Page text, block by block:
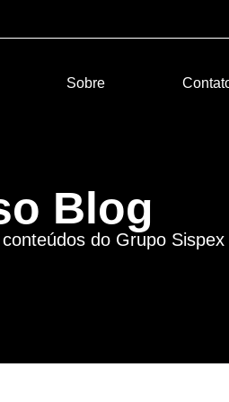
Sobre
Blog
do Grupo Sispex